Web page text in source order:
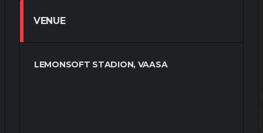
VENUE
LEMONSOFT STADION, VAASA